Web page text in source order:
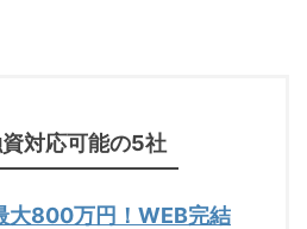
対応可能の5社
大800万円！WEB完結